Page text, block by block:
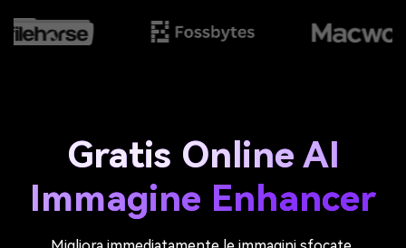
Gratis Online AI
Immagine Enhancer